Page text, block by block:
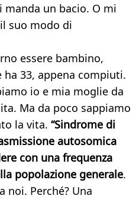
manda un bacio. O mi
suo modo di
essere bambino,
33, appena compiuti.
io e mia moglie da
Ma da poco sappiamo
la vita. “Sindrome di
autosomica
con una frequenza
popolazione generale.
noi. Perché? Una